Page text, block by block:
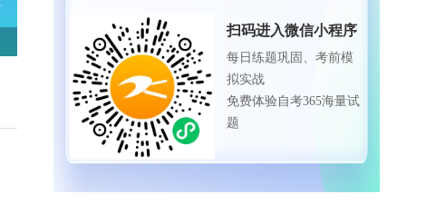
扫码进入微信小程序
每日练题巩固、考前模
拟实战
免费体验自考365海量试
题